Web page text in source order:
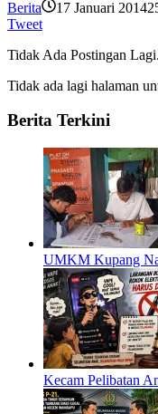
Berita 17 Januari 2014
Tweet
Tidak Ada Postingan Lagi.
Tidak ada lagi halaman
Berita Terkini
UMKM Kupang
Kecam Pelibatan